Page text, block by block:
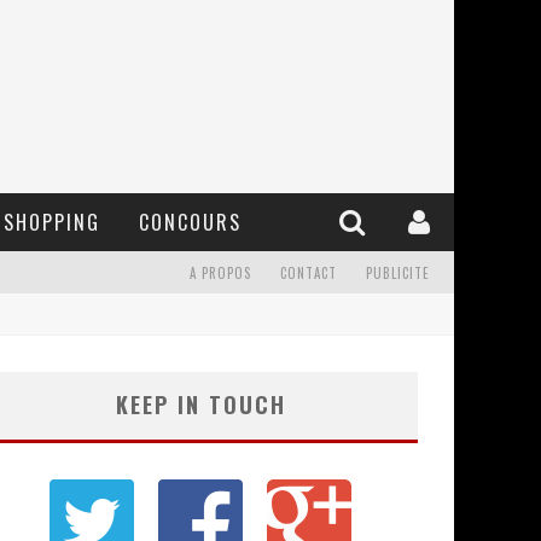
SHOPPING CONCOURS
A PROPOS CONTACT PUBLICITE
KEEP IN TOUCH